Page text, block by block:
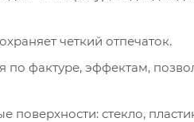
четкий отпечаток.
фактуре, эффектам,
стекло,